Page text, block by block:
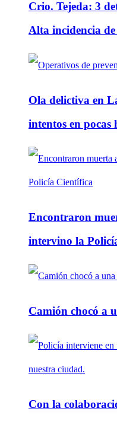
Crio. Tejeda: 3
Alta incidencia
Ola delictiva en
intentos en pocas
Encontraron
intervino la
Camión chocó a
Con la